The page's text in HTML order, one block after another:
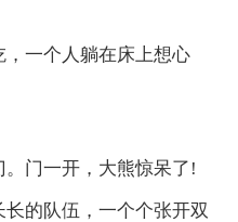
一个人躺在床上想心
门一开，大熊惊呆了!
的队伍，一个个张开双